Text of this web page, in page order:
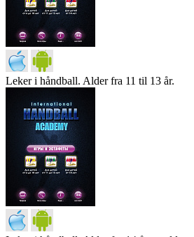
Leker i håndball. Alder fra 11 til 13 år.